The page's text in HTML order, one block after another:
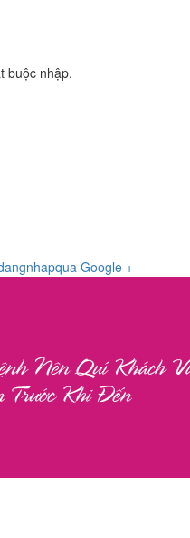
buộc nhập.
Google +